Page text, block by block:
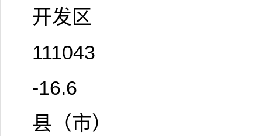
开发区
111043
-16.6
县（市）